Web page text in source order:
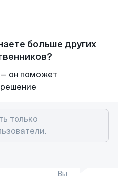
больше других
он поможет
Вы